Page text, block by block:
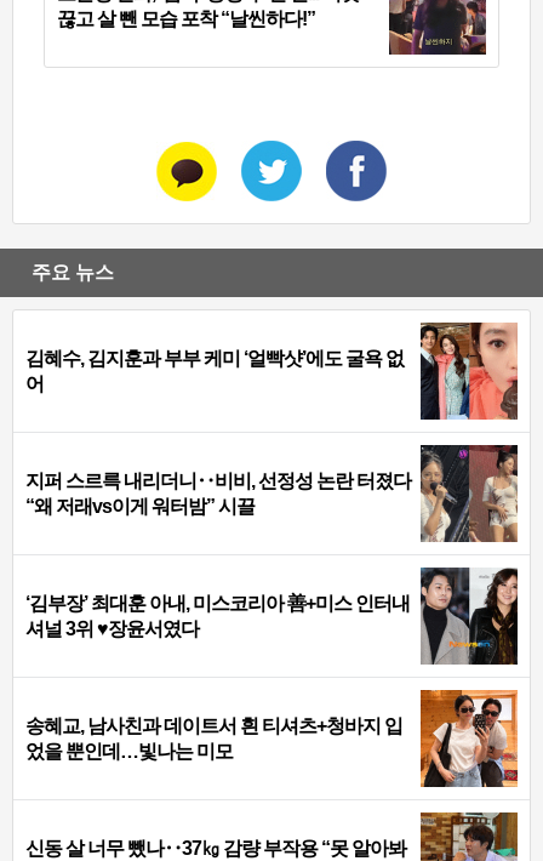
끊고 살 뺀 모습 포착 “날씬하다!”
주요 뉴스
김혜수, 김지훈과 부부 케미 ‘얼빡샷’에도 굴욕 없
어
지퍼 스르륵 내리더니‥비비, 선정성 논란 터졌다
“왜 저래vs이게 워터밤” 시끌
‘김부장’ 최대훈 아내, 미스코리아 善+미스 인터내
셔널 3위 ♥장윤서였다
송혜교, 남사친과 데이트서 흰 티셔츠+청바지 입
었을 뿐인데…빛나는 미모
신동 살 너무 뺐나‥37㎏ 감량 부작용 “못 알아봐